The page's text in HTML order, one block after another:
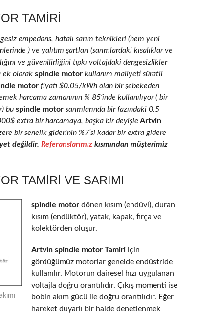
TAMIRI
empedans, hatalı sarım teknikleri (hem yeni
) ve yalıtım şartları (sarımlardaki kısalıklar ve
ve güvenilirliğini tıpkı voltajdaki dengesizlikler
ek olarak spindle motor kullanım maliyeti süratli
motor fiyatı $0.05/kWh olan bir şebekeden
harcama zamanının % 85’inde kullanılıyor ( bir
bu spindle motor sarımlarında bir fazındaki 0.5
extra bir harcamaya, başka bir deyişle Artvin
bir senelik giderinin %7’si kadar bir extra gidere
değildir. Referanslarımız kısmından müşterimiz
TAMIRI VE SARIMI
spindle motor dönen kısım (endüvi), duran
kısım (endüktör), yatak, kapak, fırça ve
kolektörden oluşur.
Artvin spindle motor Tamiri için
gördüğümüz motorlar genelde endüstride
kullanılır. Motorun dairesel hızı uygulanan
voltajla doğru orantılıdır. Çıkış momenti ise
bobin akım gücü ile doğru orantılıdır. Eğer
hareket duyarlı bir halde denetlenmek